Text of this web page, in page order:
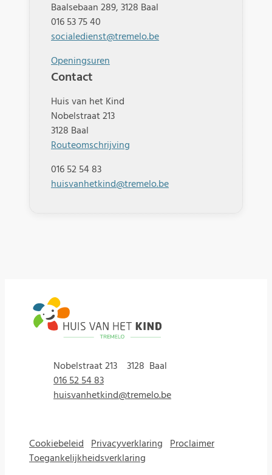
Baalsebaan 289, 3128 Baal
016 53 75 40
socialedienst@tremelo.be
Openingsuren
Contact
Huis van het Kind
Nobelstraat 213
3128 Baal
Routeomschrijving
016 52 54 83
huisvanhetkind@tremelo.be
Nobelstraat 213
,
3128 Baal
016 52 54 83
E-mail
huisvanhetkind@tremelo.be
Cookiebeleid Privacyverklaring Proclaimer
Toegankelijkheidsverklaring